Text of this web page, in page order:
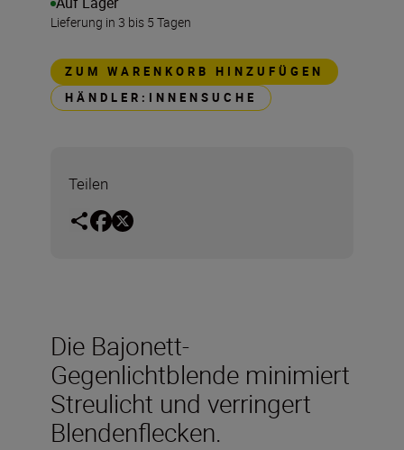
Lieferung in 3 bis 5 Tagen
ZUM WARENKORB HINZUFÜGEN
HÄNDLER:INNENSUCHE
Teilen
Die Bajonett-
Gegenlichtblende minimiert
Streulicht und verringert
Blendenflecken.